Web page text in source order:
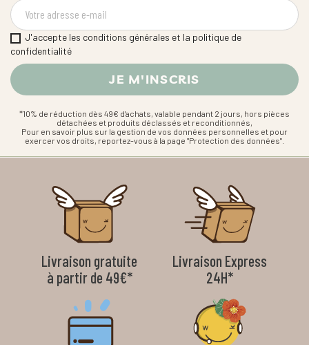
J'accepte les conditions générales et la politique de
confidentialité
*10% de réduction dès 49€ d'achats, valable pendant 2 jours, hors pièces
détachées et produits déclassés et reconditionnés,
Pour en savoir plus sur la gestion de vos données personnelles et pour
exercer vos droits, reportez-vous à la page "Protection des données".
Livraison gratuite
à partir de 49€*
Livraison Express
24H*